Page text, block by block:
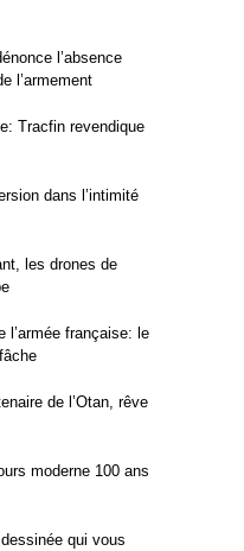
l’absence
l’armement
Tracfin revendique
dans l’intimité
les drones de
l’armée française: le
de l’Otan, rêve
moderne 100 ans
qui vous